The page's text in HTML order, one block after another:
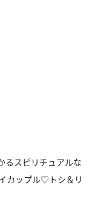
るスピリチュアルな
カップル♡トシ＆リ